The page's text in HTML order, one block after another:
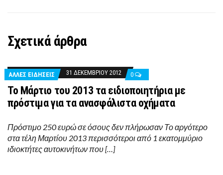
Σχετικά άρθρα
ΑΛΛΕΣ ΕΙΔΗΣΕΙΣ 31 ΔΕΚΕΜΒΡΊΟΥ 2012 0
Το Μάρτιο του 2013 τα ειδιοποιητήρια με
πρόστιμα για τα ανασφάλιστα οχήματα
Πρόστιμο 250 ευρώ σε όσους δεν πλήρωσαν Το αργότερο
στα τέλη Μαρτίου 2013 περισσότεροι από 1 εκατομμύριο
ιδιοκτήτες αυτοκινήτων που […]